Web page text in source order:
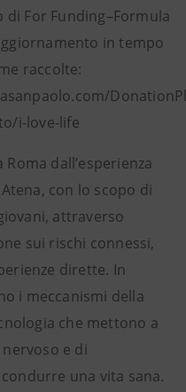
For Funding–Formula
in tempo
raccolte:
i-love-life
Roma dall’esperienza
con lo scopo di
attraverso
sui rischi connessi,
dirette. In
i meccanismi della
che mettono a
e di
una vita sana.